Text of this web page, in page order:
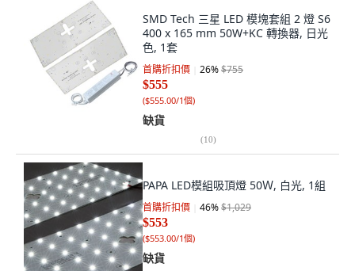
SMD Tech 三星 LED 模塊套組 2 燈 S6
400 x 165 mm 50W+KC 轉換器, 日光
色, 1套
首購折扣價 26%$755
$555
($555.00/1個)
缺貨
(10)
PAPA LED模組吸頂燈 50Ｗ, 白光, 1組
首購折扣價 46%$1,029
$553
($553.00/1個)
缺貨